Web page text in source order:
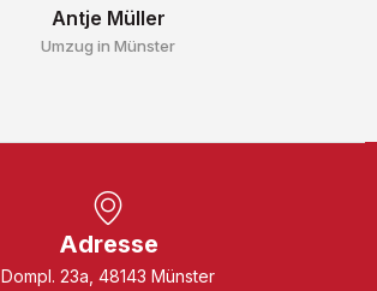
Antje Müller
Umzug in Münster
Adresse
Dompl. 23a, 48143 Münster